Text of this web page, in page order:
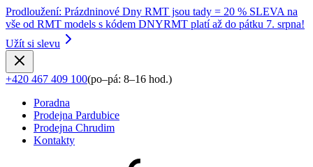
Prodloužení: Prázdninové Dny RMT jsou tady = 20 % SLEVA na
vše od RMT models s kódem DNYRMT platí až do pátku 7. srpna!
Užít si slevu
+420 467 409 100(po–pá: 8–16 hod.)
Poradna
Prodejna Pardubice
Prodejna Chrudim
Kontakty